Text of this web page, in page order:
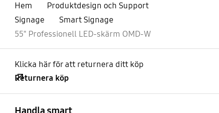
Hem
Produktdesign och Support
Signage
Smart Signage
55" Professionell LED-skärm OMD-W
Klicka här för att returnera ditt köp
Returnera köp
Handla smart